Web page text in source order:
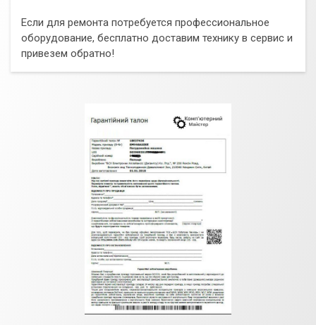
Если для ремонта потребуется профессиональное
оборудование, бесплатно доставим технику в сервис и
привезем обратно!